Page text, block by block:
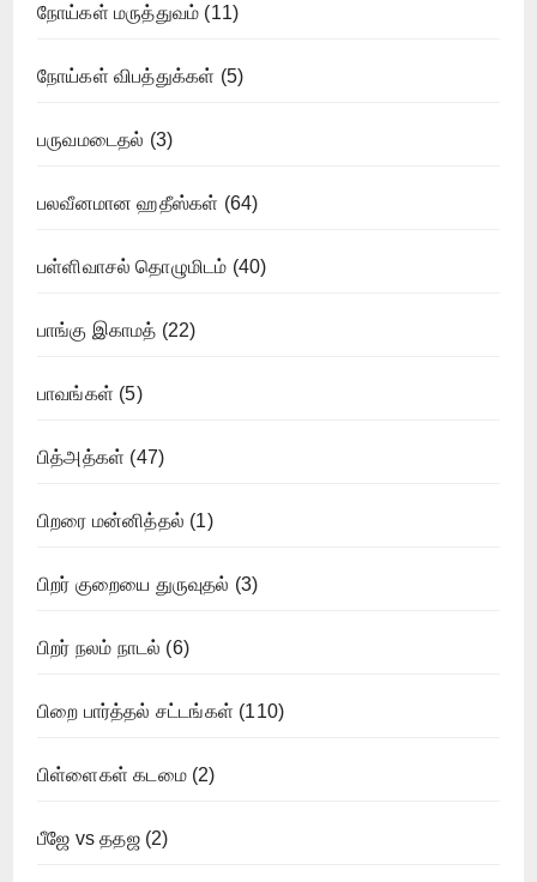
நோய்கள் மருத்துவம் (11)
நோய்கள் விபத்துக்கள் (5)
பருவமடைதல் (3)
பலவீனமான ஹதீஸ்கள் (64)
பள்ளிவாசல் தொழுமிடம் (40)
பாங்கு இகாமத் (22)
பாவங்கள் (5)
பித்அத்கள் (47)
பிறரை மன்னித்தல் (1)
பிறர் குறையை துருவுதல் (3)
பிறர் நலம் நாடல் (6)
பிறை பார்த்தல் சட்டங்கள் (110)
பிள்ளைகள் கடமை(2)
பீஜே vs ததஜ(2)